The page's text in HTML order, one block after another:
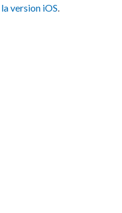
la version iOS.